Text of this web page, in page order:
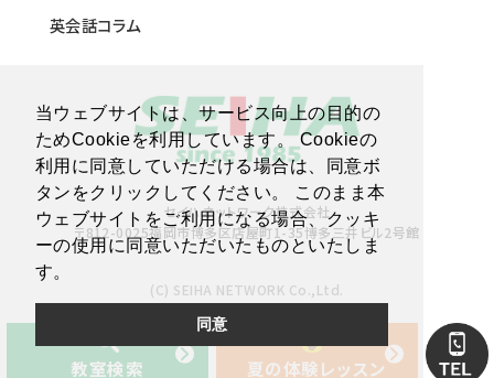
当ウェブサイトは、サービス向上の目的の
ためCookieを利用しています。 Cookieの
利用に同意していただける場合は、同意ボ
タンをクリックしてください。 このまま本
ウェブサイトをご利用になる場合、クッキ
ーの使用に同意いただいたものといたしま
す。
同意
教室検索
夏の体験レッスン
英会話コラム
セイハネットワーク株式会社
〒812-0025福岡市博多区店屋町1-35博多三井ビル2号館
(C) SEIHA NETWORK Co.,Ltd.